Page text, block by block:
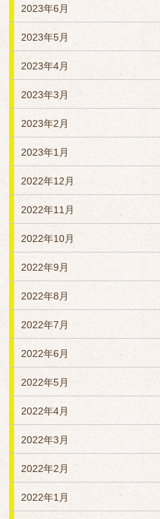
2023年6月
2023年5月
2023年4月
2023年3月
2023年2月
2023年1月
2022年12月
2022年11月
2022年10月
2022年9月
2022年8月
2022年7月
2022年6月
2022年5月
2022年4月
2022年3月
2022年2月
2022年1月